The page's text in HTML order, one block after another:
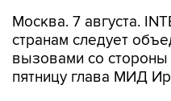
Москва. 7 августа.
странам следует
вызовами со
пятницу глава МИД